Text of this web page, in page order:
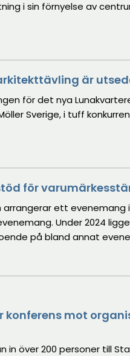
i sin förnyelse av
är
för det nya
Sverige, i tuff
för
arrangerar ett
Under 2024
på bland annat
konferens mot
in över 200 personer till